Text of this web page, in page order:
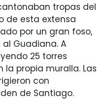
tropas del
de esta extensa
por un gran foso,
Guadiana. A
25 torres
propia muralla. Las
con
de Santiago.